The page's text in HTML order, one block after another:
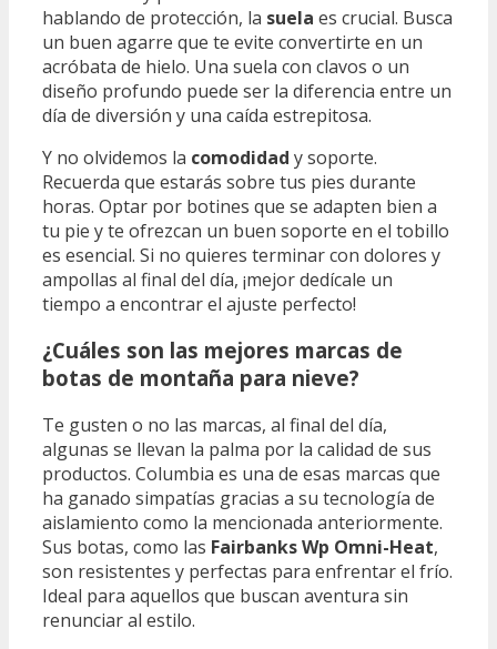
hablando de protección, la suela es crucial. Busca
un buen agarre que te evite convertirte en un
acróbata de hielo. Una suela con clavos o un
diseño profundo puede ser la diferencia entre un
día de diversión y una caída estrepitosa.
Y no olvidemos la comodidad y soporte.
Recuerda que estarás sobre tus pies durante
horas. Optar por botines que se adapten bien a
tu pie y te ofrezcan un buen soporte en el tobillo
es esencial. Si no quieres terminar con dolores y
ampollas al final del día, ¡mejor dedícale un
tiempo a encontrar el ajuste perfecto!
¿Cuáles son las mejores marcas de
botas de montaña para nieve?
Te gusten o no las marcas, al final del día,
algunas se llevan la palma por la calidad de sus
productos. Columbia es una de esas marcas que
ha ganado simpatías gracias a su tecnología de
aislamiento como la mencionada anteriormente.
Sus botas, como las Fairbanks Wp Omni-Heat,
son resistentes y perfectas para enfrentar el frío.
Ideal para aquellos que buscan aventura sin
renunciar al estilo.